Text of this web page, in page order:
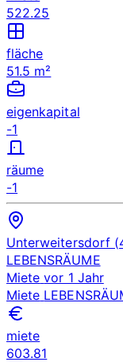
522.25
fläche
51.5 m²
eigenkapital
-1
räume
-1
Unterweitersdorf
LEBENSRÄUME
Miete vor 1 Jahr
Miete
miete
603.81